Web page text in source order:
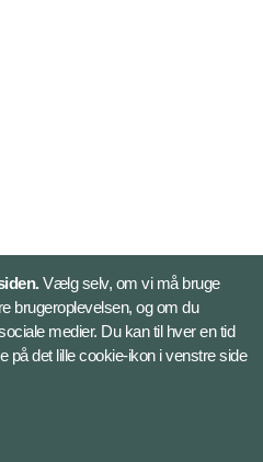
Vælg selv, om vi må bruge
brugeroplevelsen, og om du
medier. Du kan til hver en tid
det lille cookie-ikon i venstre side